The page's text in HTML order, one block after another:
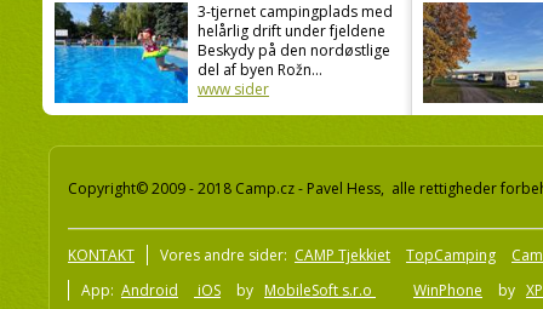
3-tjernet campingplads med
helårlig drift under fjeldene
Beskydy på den nordøstlige
del af byen Rožn...
www sider
Copyright© 2009 - 2018 Camp.cz - Pavel Hess, alle rettigheder
KONTAKT Vores andre sider: CAMP Tjekkiet TopCamping
App: Android iOS by MobileSoft s.r.o WinPhone by